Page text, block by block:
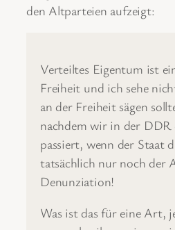
den Altparteien aufzeigt:
Verteiltes Eigentum ist
Freiheit und ich sehe
an der Freiheit sägen
nachdem wir in der DDR
passiert, wenn der Staat
tatsächlich nur noch der
Denunziation!
Was ist das für eine Art,